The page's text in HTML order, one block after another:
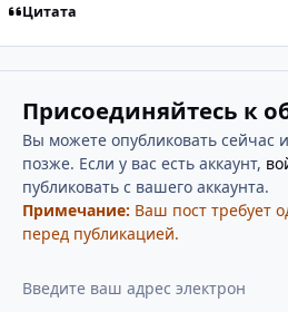
Цитата
Присоединяйтесь к
Вы можете опубликовать сейчас
позже. Если у вас есть аккаунт,
публиковать с вашего аккаунта.
Примечание: Ваш пост требует
перед публикацией.